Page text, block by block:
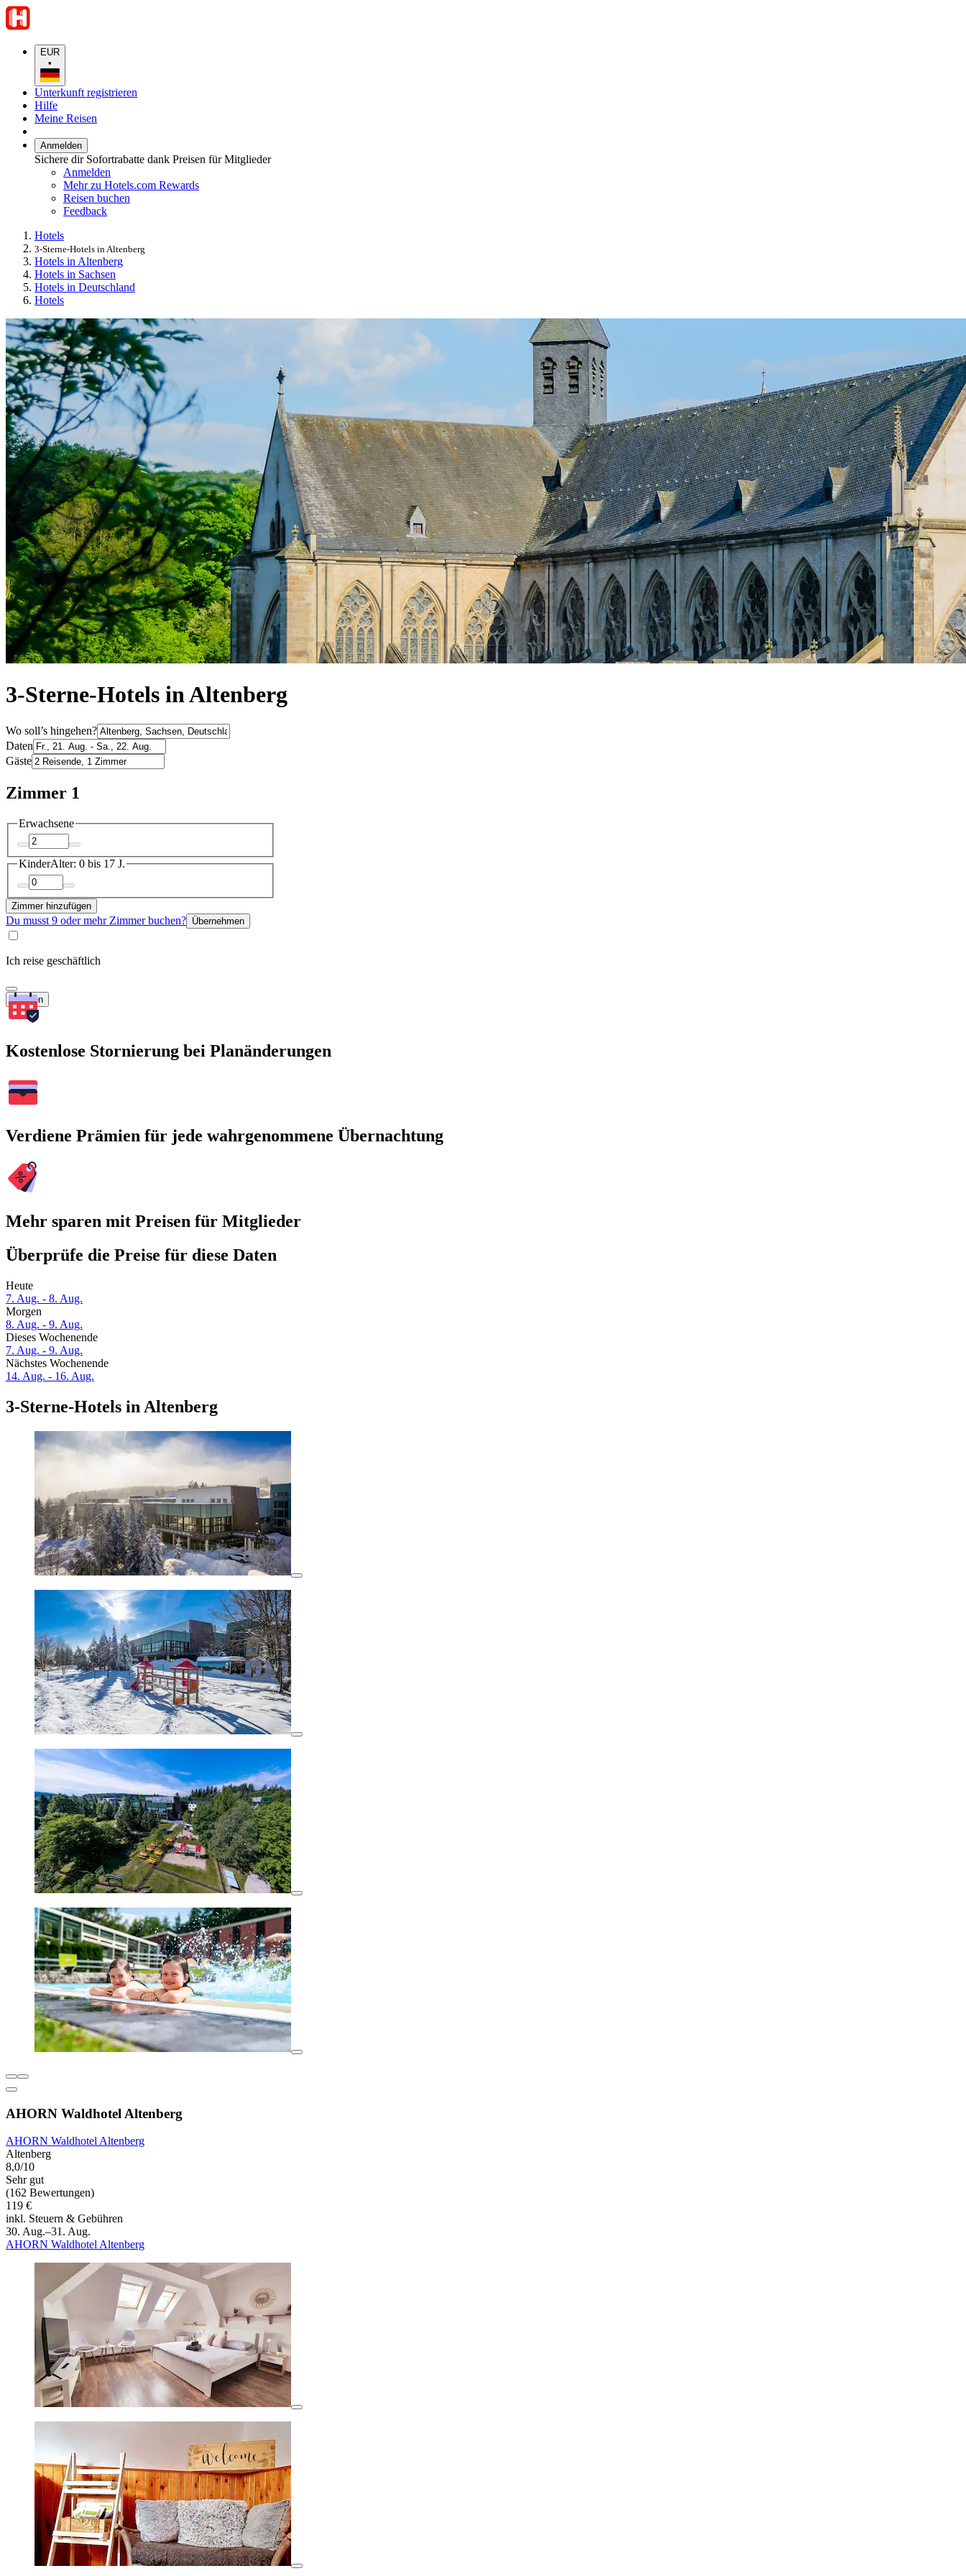
EUR
•
Unterkunft registrieren
Hilfe
Meine Reisen
Anmelden
Sichere dir Sofortrabatte dank Preisen für Mitglieder
Anmelden
Mehr zu Hotels.com Rewards
Reisen buchen
Feedback
Hotels
3-Sterne-Hotels in Altenberg
Hotels in Altenberg
Hotels in Sachsen
Hotels in Deutschland
Hotels
3-Sterne-Hotels in Altenberg
Wo soll’s hingehen?
Daten
Gäste
Zimmer 1
Erwachsene
KinderAlter: 0 bis 17 J.
Zimmer hinzufügen
Du musst 9 oder mehr Zimmer buchen? Übernehmen
Ich reise geschäftlich
Suchen
Kostenlose Stornierung bei Planänderungen
Verdiene Prämien für jede wahrgenommene Übernachtung
Mehr sparen mit Preisen für Mitglieder
Überprüfe die Preise für diese Daten
Heute
7. Aug. - 8. Aug.
Morgen
8. Aug. - 9. Aug.
Dieses Wochenende
7. Aug. - 9. Aug.
Nächstes Wochenende
14. Aug. - 16. Aug.
3-Sterne-Hotels in Altenberg
AHORN Waldhotel Altenberg
AHORN Waldhotel Altenberg
Altenberg
8,0/10
Sehr gut
(162 Bewertungen)
119 €
inkl. Steuern & Gebühren
30. Aug.–31. Aug.
AHORN Waldhotel Altenberg